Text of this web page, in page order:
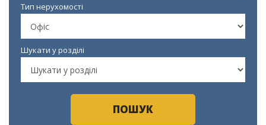
Тип нерухомості
Шукати у розділі
ПОШУК